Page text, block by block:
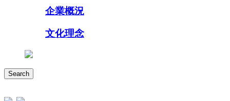
企業概況
文化理念
Search